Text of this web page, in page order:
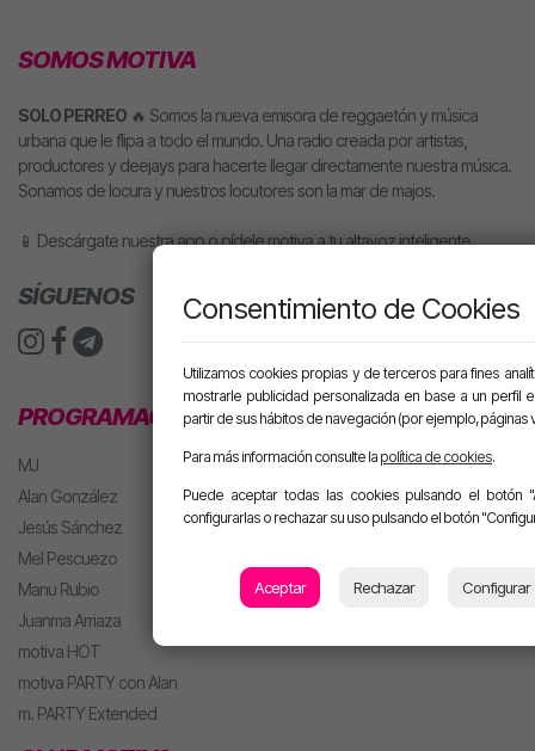
SOMOS MOTIVA
SOLO PERREO 🔥 Somos la nueva emisora de reggaetón y música
urbana que le flipa a todo el mundo. Una radio creada por artistas,
productores y deejays para hacerte llegar directamente nuestra música.
Sonamos de locura y nuestros locutores son la mar de majos.
📱 Descárgate nuestra app o pídele motiva a tu altavoz inteligente.
SÍGUENOS
PROGRAMACIÓN
MJ
Alan González
Jesús Sánchez
Mel Pescuezo
Manu Rubio
Juanma Arriaza
motiva HOT
motiva PARTY con Alan
m. PARTY Extended
Consentimiento de Cookies
Utilizamos cookies propias y de terceros para fines
mostrarle publicidad personalizada en base a un perfil
partir de sus hábitos de navegación (por ejemplo, páginas
Para más información consulte la política de cookies.
Puede aceptar todas las cookies pulsando el botón
configurarlas o rechazar su uso pulsando el botón
Aceptar Rechazar Configurar